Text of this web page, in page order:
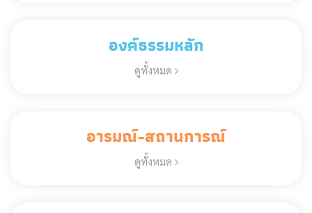
องค์ธรรมหลัก
ดูทั้งหมด
อารมณ์-สถานการณ์
ดูทั้งหมด